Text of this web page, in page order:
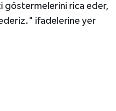
göstermelerini rica eder,
ederiz." ifadelerine yer